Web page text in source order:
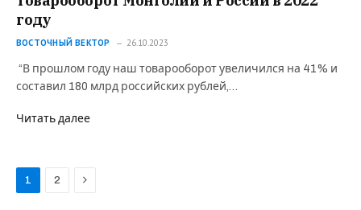
году
ВОСТОЧНЫЙ ВЕКТОР 26.10.2023
“В прошлом году наш товарооборот увеличился на 41% и
составил 180 млрд российских рублей,…
Читать далее
1 2 Next